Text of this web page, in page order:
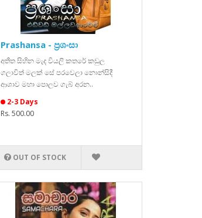
Prashansa - ප්‍රශංසා
අතීත සිහින මැද වියලි කතරේ කඩුල
ගලාවිත් මලක් සේ පරවෙලා නොන්සිදී
ආශාව මහා පොලව ගැබ් අරන..
2-3 Days
Rs. 500.00
OUT OF STOCK